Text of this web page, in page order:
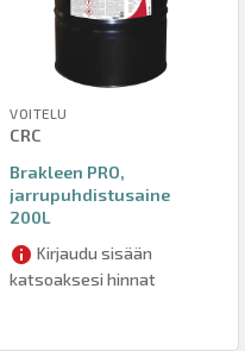
VOITELU
CRC
Brakleen PRO,
jarrupuhdistusaine
200L
Kirjaudu sisään
katsoaksesi hinnat